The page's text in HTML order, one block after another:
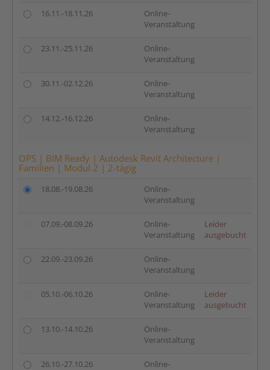
16.11.-18.11.26
Online-
Veranstaltung
23.11.-25.11.26
Online-
Veranstaltung
30.11.-02.12.26
Online-
Veranstaltung
14.12.-16.12.26
Online-
Veranstaltung
OPS | BIM Ready | Autodesk Revit Architecture |
Familien | Modul 2 | 2-tägig
18.08.-19.08.26
Online-
Veranstaltung
07.09.-08.09.26
Online-
Veranstaltung
Leider
ausgebucht
22.09.-23.09.26
Online-
Veranstaltung
05.10.-06.10.26
Online-
Veranstaltung
Leider
ausgebucht
13.10.-14.10.26
Online-
Veranstaltung
26.10.-27.10.26
Online-